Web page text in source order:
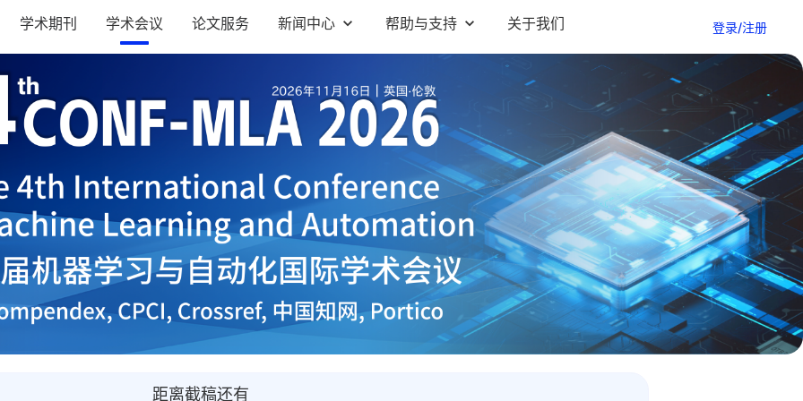
学术期刊 学术会议 论文服务 新闻中心 帮助与支持 关于我们 登录/注册
距离截稿还有